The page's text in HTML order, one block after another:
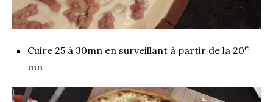
Cuire 25 à 30mn en surveillant à partir de la 20e
mn